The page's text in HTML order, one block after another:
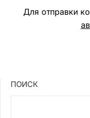
Для отправки
ПОИСК